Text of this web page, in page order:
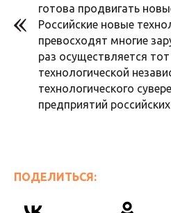
готова продвигать
Российские новые
превосходят многие
раз осуществляется
технологической
технологического
предприятий
ПОДЕЛИТЬСЯ: